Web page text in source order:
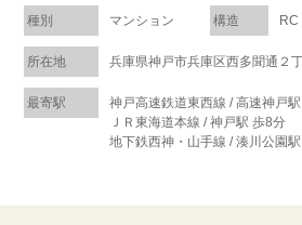
種別 マンション 構造 RC
所在地 兵庫県神戸市兵庫区西多聞通２
最寄駅
神戸高速鉄道東西線 / 高速神戸
ＪＲ東海道本線 / 神戸駅 歩8分
地下鉄西神・山手線 / 湊川公園